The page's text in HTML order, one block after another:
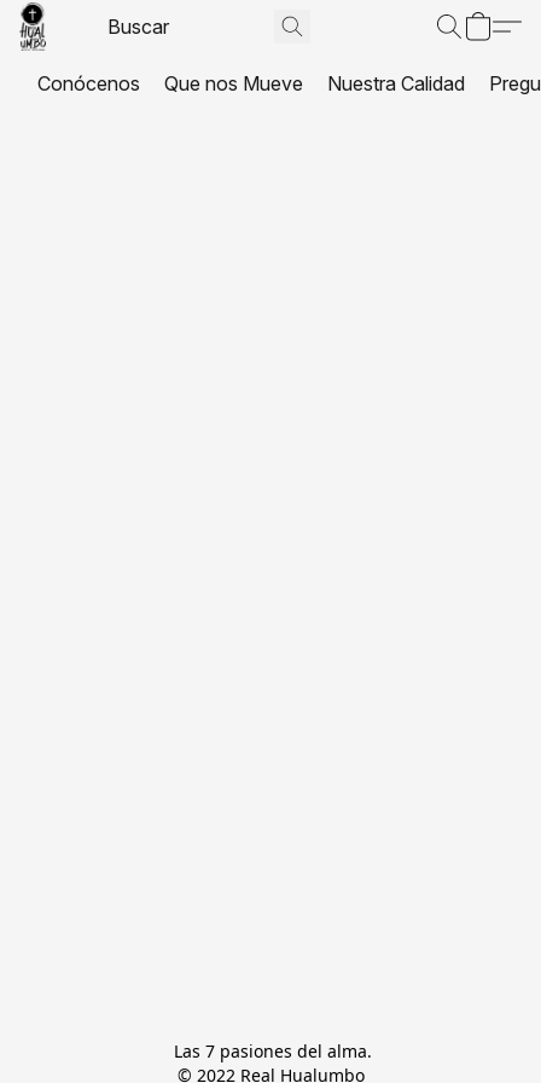
Conócenos Que nos Mueve Nuestra Calidad
© 2022 Real Hualumbo